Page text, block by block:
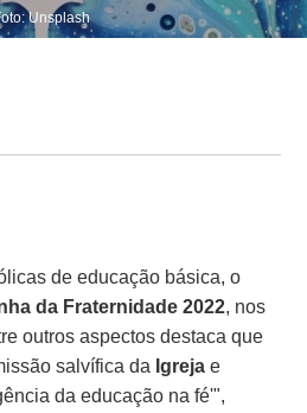
Unsplash
de educação básica, o
da Fraternidade 2022, nos
outros aspectos destaca que
salvífica da Igreja e
da educação na fé'",